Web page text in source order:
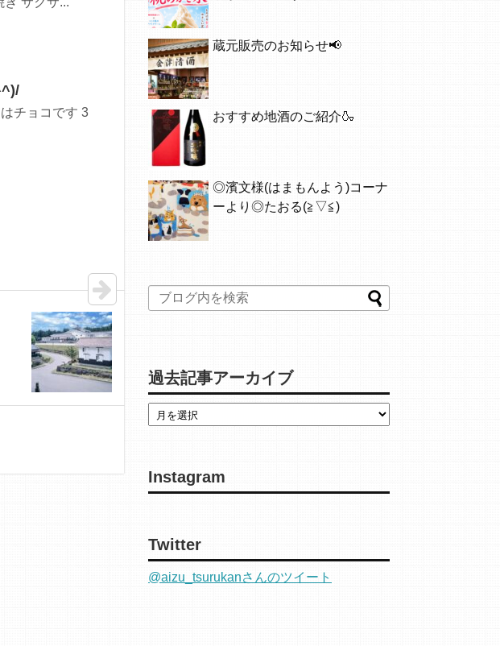
チョコです 3
蔵元販売のお知らせ📢
おすすめ地酒のご紹介🍶
◎濱文様(はまもんよう)コーナ
ーより◎たおる(≧▽≦)
過去記事アーカイブ
Instagram
Twitter
@aizu_tsurukanさんのツイート